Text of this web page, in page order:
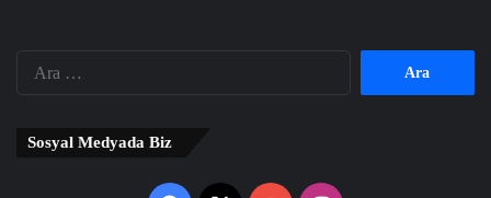
Sosyal Medyada Biz